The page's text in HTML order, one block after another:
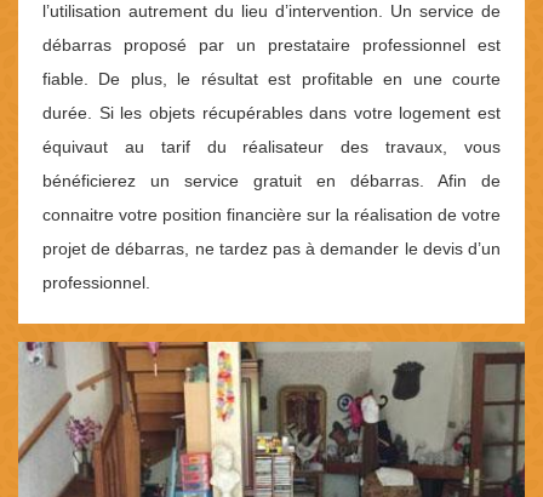
l’utilisation autrement du lieu d’intervention. Un service de
débarras proposé par un prestataire professionnel est
fiable. De plus, le résultat est profitable en une courte
durée. Si les objets récupérables dans votre logement est
équivaut au tarif du réalisateur des travaux, vous
bénéficierez un service gratuit en débarras. Afin de
connaitre votre position financière sur la réalisation de votre
projet de débarras, ne tardez pas à demander le devis d’un
professionnel.